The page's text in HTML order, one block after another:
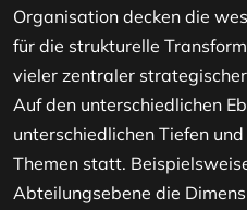
Organisation decken die
für die strukturelle
vieler zentraler
Auf den unterschiedlichen
unterschiedlichen Tiefen
Themen statt.
Abteilungsebene die